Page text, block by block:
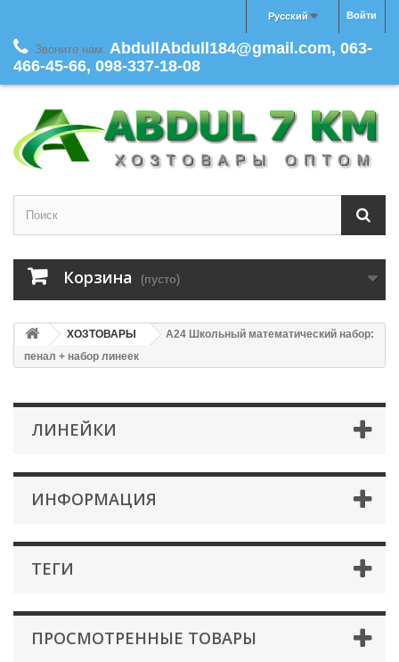
Войти
Русский
Звоните нам: AbdullAbdull184@gmail.com, 063-
466-45-66, 098-337-18-08
Корзина (пусто)
ХОЗТОВАРЫ
A24 Школьный математический набор:
пенал + набор линеек
ЛИНЕЙКИ
ИНФОРМАЦИЯ
ТЕГИ
ПРОСМОТРЕННЫЕ ТОВАРЫ